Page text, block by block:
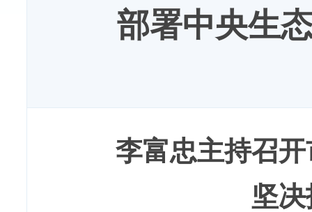
部署中央生
李富忠主持召
坚